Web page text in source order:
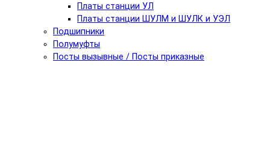
Платы станции УЛ
Платы станции ШУЛМ и ШУЛК и УЭЛ
Подшипники
Полумуфты
Посты вызывные / Посты приказные